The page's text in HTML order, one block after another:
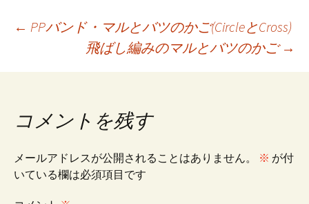
o
o
er
es
t
投
稿
ナ
ビ
← PPバンド・マルとバツのかご(CircleとCross)
飛ばし編みのマルとバツのかご →
コメントを残す
メールアドレスが公開されることはありません。 ※ が付
いている欄は必須項目です